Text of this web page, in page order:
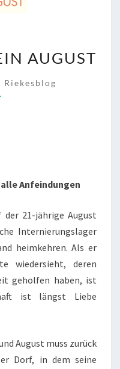
AUGUST
Riekesblog
Anfeindungen
der 21-jährige August
Internierungslager
heimkehren. Als er
wiedersieht, deren
geholfen haben, ist
ist längst Liebe
August muss zurück
Dorf, in dem seine